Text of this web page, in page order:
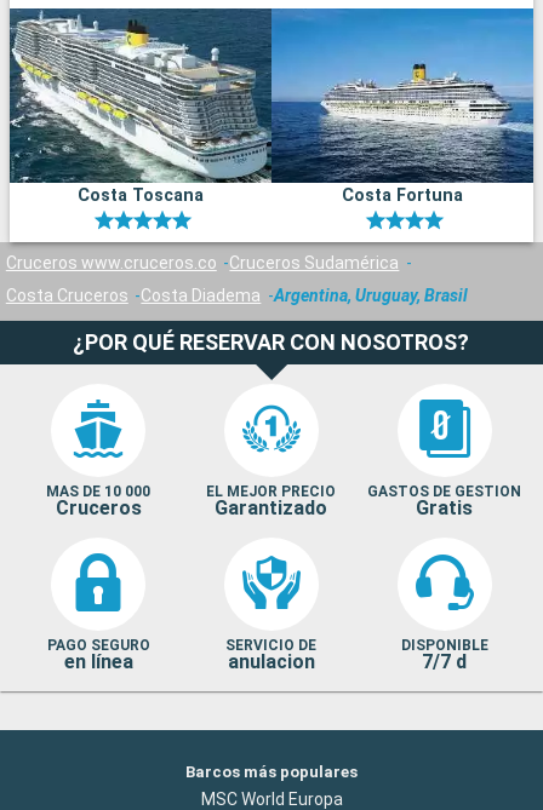
Costa Toscana Costa Fortuna
Cruceros www.cruceros.co
Cruceros Sudamérica
Costa Cruceros
Costa Diadema Argentina, Uruguay, Brasil
¿POR QUÉ RESERVAR CON NOSOTROS?
MAS DE 10 000
Cruceros
EL MEJOR PRECIO
Garantizado
GASTOS DE GESTION
Gratis
PAGO SEGURO
en línea
SERVICIO DE
anulacion
DISPONIBLE
7/7 d
Barcos más populares
MSC World Europa